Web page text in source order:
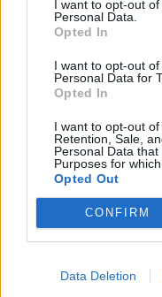
I want to opt-out
Personal Data.
Opted In
I want to opt-out
Personal Data for
Opted In
I want to opt-out of
Retention, Sale,
Personal Data
Purposes for
Opted Out
CONFIRM
Data Deletion
sjældne
- En
der kan få os alle
samme retning.
og en fantastisk
dens betydning for
universet. Med
fælles oplevelse –
nysgerrighed på
der er astrofysiker
Aktuelt
Stor kæde
skoledag
Lokalredaktionen
08. august 2026 kl. 10.00